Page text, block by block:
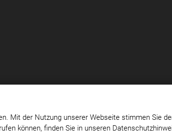
|Datenschutz| Cookie-Einstellungen
Mit der Nutzung unserer Webseite stimmen Sie
können, finden Sie in unseren